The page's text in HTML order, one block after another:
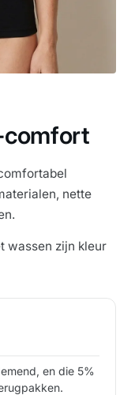
comfort
nette
wassen zijn kleur
en die 5%